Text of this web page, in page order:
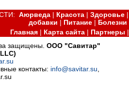
Аюрведа | Красота |Здоровье
добавки | Питание| Болезни
Главная| Карта сайта| Партнеры
защищены.ООО "Савитар"
контакты: info@savitar.su